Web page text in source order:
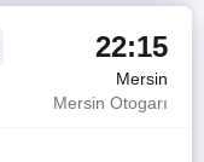
22:15
Mersin
Mersin Otogarı